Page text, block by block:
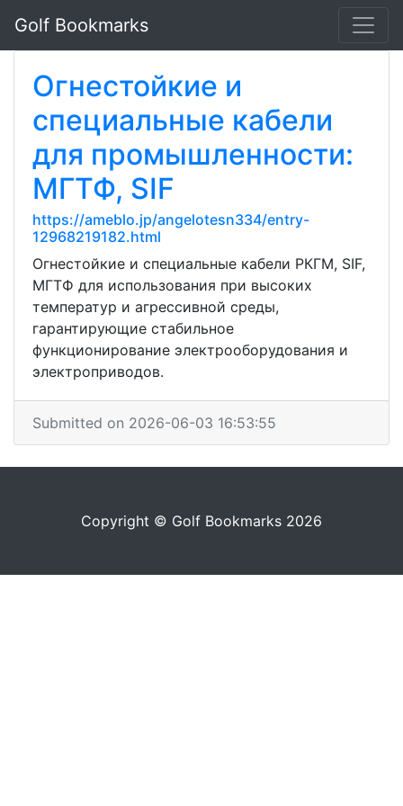
Golf Bookmarks
Огнестойкие и
специальные кабели
для промышленности:
МГТФ, SIF
https://ameblo.jp/angelotesn334/entry-
12968219182.html
Огнестойкие и специальные кабели РКГМ, SIF,
МГТФ для использования при высоких
температур и агрессивной среды,
гарантирующие стабильное
функционирование электрооборудования и
электроприводов.
Submitted on 2026-06-03 16:53:55
Copyright © Golf Bookmarks 2026